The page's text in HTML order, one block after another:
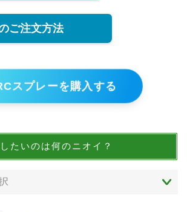
ご注文方法
スプレーを購入する
たいのは何のニオイ？